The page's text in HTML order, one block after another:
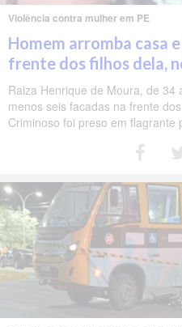
Violência contra mulher em PE
Homem arromba casa
frente dos filhos dela,
Raiza Henrique de Moura, de 34
menos seis facadas na frente
Criminoso foi preso em flagrante